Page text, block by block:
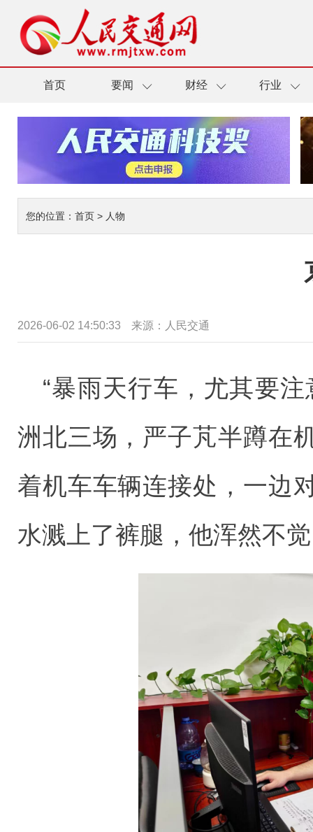
首页 要闻 财经 行业
您的位置： 首页 > 人物
2026-06-02 14:50:33 来源： 人民交通
“暴雨天行车，尤其要
洲北三场，严子芃半蹲在
着机车车辆连接处，一边
水溅上了裤腿，他浑然不